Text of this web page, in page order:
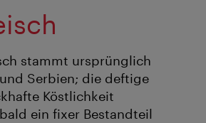
stammt ursprünglich
Serbien; die deftige
Köstlichkeit
ein fixer Bestandteil